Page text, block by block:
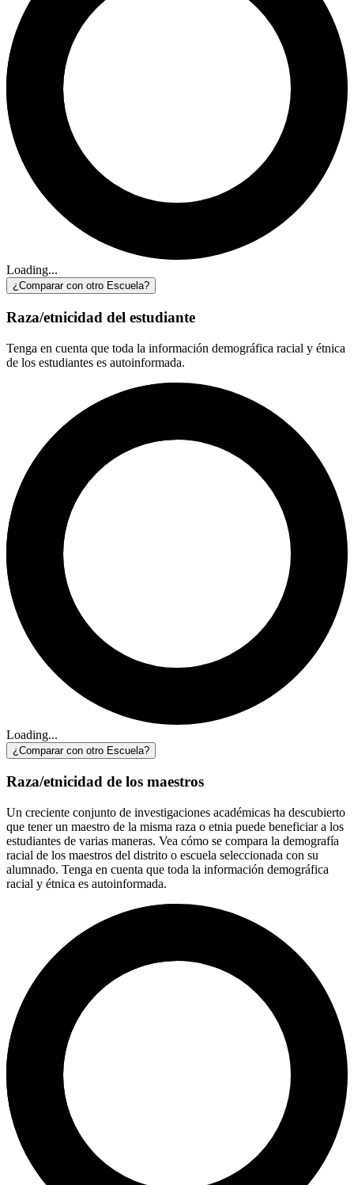
Loading...
¿Comparar con otro Escuela?
Raza/etnicidad del estudiante
Tenga en cuenta que toda la información demográfica racial y étnica
de los estudiantes es autoinformada.
Loading...
¿Comparar con otro Escuela?
Raza/etnicidad de los maestros
Un creciente conjunto de investigaciones académicas ha descubierto
que tener un maestro de la misma raza o etnia puede beneficiar a los
estudiantes de varias maneras. Vea cómo se compara la demografía
racial de los maestros del distrito o escuela seleccionada con su
alumnado. Tenga en cuenta que toda la información demográfica
racial y étnica es autoinformada.